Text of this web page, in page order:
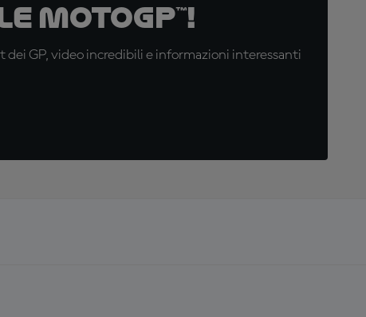
dei GP, video incredibili e informazioni interessanti